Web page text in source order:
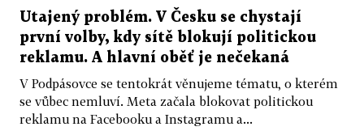
Utajený problém. V Česku se chystají
první volby, kdy sítě blokují politickou
reklamu. A hlavní oběť je nečekaná
V Podpásovce se tentokrát věnujeme tématu, o kterém
se vůbec nemluví. Meta začala blokovat politickou
reklamu na Facebooku a Instagramu a...